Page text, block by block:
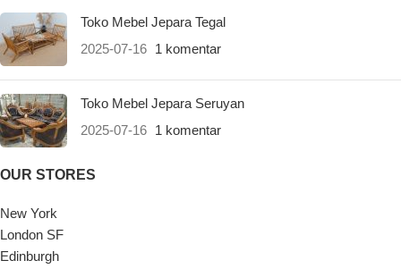
Toko Mebel Jepara Tegal
2025-07-16 1 komentar
Toko Mebel Jepara Seruyan
2025-07-16 1 komentar
OUR STORES
New York
London SF
Edinburgh